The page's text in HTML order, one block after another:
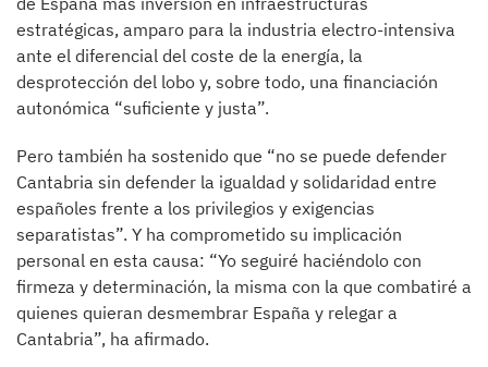
estratégicas, amparo para la industria electro-intensiva
ante el diferencial del coste de la energía, la
desprotección del lobo y, sobre todo, una financiación
autonómica “suficiente y justa”.
Pero también ha sostenido que “no se puede defender
Cantabria sin defender la igualdad y solidaridad entre
españoles frente a los privilegios y exigencias
separatistas”. Y ha comprometido su implicación
personal en esta causa: “Yo seguiré haciéndolo con
firmeza y determinación, la misma con la que combatiré a
quienes quieran desmembrar España y relegar a
Cantabria”, ha afirmado.